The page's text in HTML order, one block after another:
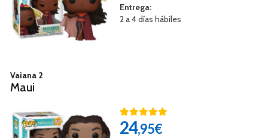
Entrega:
2 a 4 días hábiles
Vaiana 2
Maui
24,95€